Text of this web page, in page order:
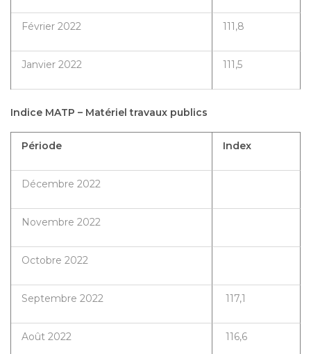
Février 2022 111,8
Janvier 2022 111,5
Indice MATP – Matériel travaux publics
Période Index
Décembre 2022
Novembre 2022
Octobre 2022
Septembre 2022 117,1
Août 2022 116,6